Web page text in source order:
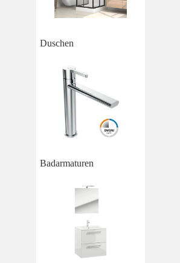
Duschen
Badarmaturen